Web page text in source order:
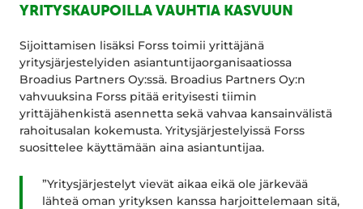
YRITYSKAUPOILLA VAUHTIA KASVUUN
Sijoittamisen lisäksi Forss toimii yrittäjänä
yritysjärjestelyiden asiantuntijaorganisaatiossa
Broadius Partners Oy:ssä. Broadius Partners Oy:n
vahvuuksina Forss pitää erityisesti tiimin
yrittäjähenkistä asennetta sekä vahvaa kansainvälistä
rahoitusalan kokemusta. Yritysjärjestelyissä Forss
suosittelee käyttämään aina asiantuntijaa.
”Yritysjärjestelyt vievät aikaa eikä ole järkevää
lähteä oman yrityksen kanssa harjoittelemaan sitä,